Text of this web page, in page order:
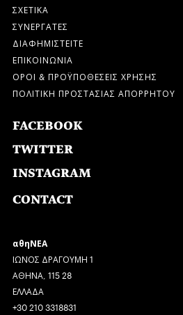
ΣΧΕΤΙΚΑ
ΣΥΝΕΡΓΑΤΕΣ
ΔΙΑΦΗΜΙΣΤΕΙΤΕ
ΕΠΙΚΟΙΝΩΝΙΑ
ΟΡΟΙ & ΠΡΟΫΠΟΘΕΣΕΙΣ ΧΡΗΣΗΣ
ΠΟΛΙΤΙΚΗ ΠΡΟΣΤΑΣΙΑΣ ΑΠΟΡΡΗΤΟΥ
FACEBOOK
TWITTER
INSTAGRAM
CONTACT
αθηΝΕΑ
ΙΩΝΟΣ ΔΡΑΓΟΥΜΗ 1
ΑΘΗΝΑ, 115 28
ΕΛΛΑΔΑ
+30 210 3318831